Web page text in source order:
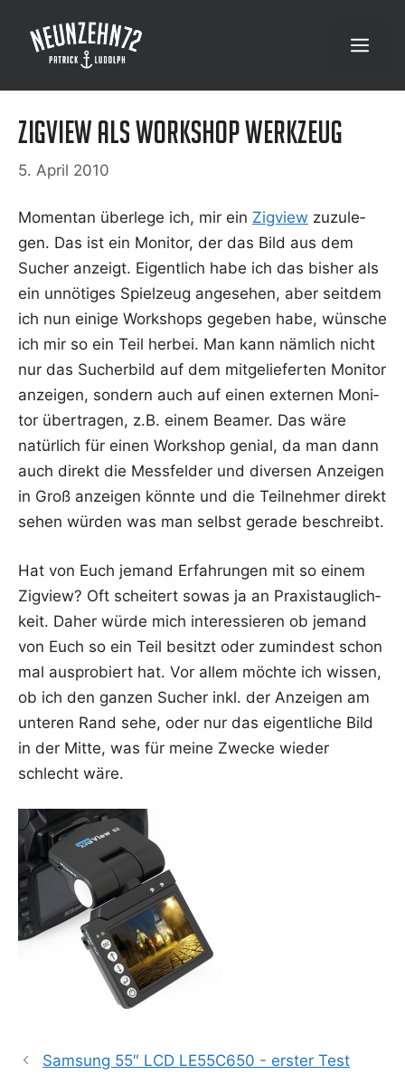
Inhalt
springen
Menü
Zigview als Workshop Werkzeug
5. April 2010
Momen­tan über­le­ge ich, mir ein Zig­view zuzu­le­
gen. Das ist ein Moni­tor, der das Bild aus dem
Sucher anzeigt. Eigent­lich habe ich das bis­her als
ein unnö­ti­ges Spiel­zeug ange­se­hen, aber seit­dem
ich nun eini­ge Work­shops gege­ben habe, wün­sche
ich mir so ein Teil her­bei. Man kann näm­lich nicht
nur das Sucher­bild auf dem mit­ge­lie­fer­ten Moni­tor
anzei­gen, son­dern auch auf einen exter­nen Moni­
tor über­tra­gen, z.B. einem Bea­mer. Das wäre
natür­lich für einen Work­shop geni­al, da man dann
auch direkt die Mess­fel­der und diver­sen Anzei­gen
in Groß anzei­gen könn­te und die Teil­neh­mer direkt
sehen wür­den was man selbst gera­de beschreibt.
Hat von Euch jemand Erfah­run­gen mit so einem
Zig­view? Oft schei­tert sowas ja an Pra­xis­taug­lich­
keit. Daher wür­de mich inter­es­sie­ren ob jemand
von Euch so ein Teil besitzt oder zumin­dest schon
mal aus­pro­biert hat. Vor allem möch­te ich wis­sen,
ob ich den gan­zen Sucher inkl. der Anzei­gen am
unte­ren Rand sehe, oder nur das eigent­li­che Bild
in der Mit­te, was für mei­ne Zwe­cke wie­der
schlecht wäre.
Samsung 55″ LCD LE55C650 - erster Test